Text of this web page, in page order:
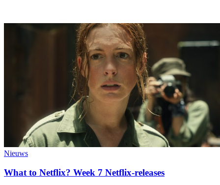
Nieuws
What to Netflix? Week 7 Netflix-releases